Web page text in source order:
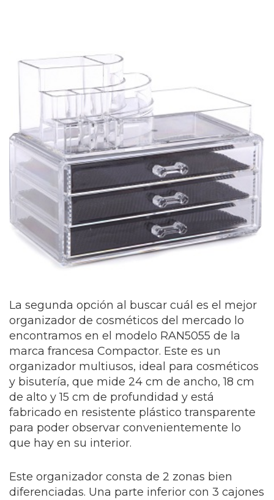
La segunda opción al buscar cuál es el mejor
organizador de cosméticos del mercado lo
encontramos en el modelo RAN5055 de la
marca francesa Compactor. Este es un
organizador multiusos, ideal para cosméticos
y bisutería, que mide 24 cm de ancho, 18 cm
de alto y 15 cm de profundidad y está
fabricado en resistente plástico transparente
para poder observar convenientemente lo
que hay en su interior.
Este organizador consta de 2 zonas bien
diferenciadas. Una parte inferior con 3 cajones